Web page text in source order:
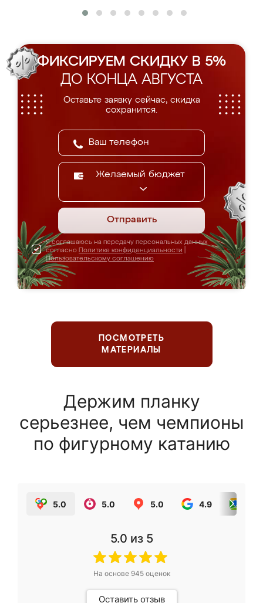
ФИКСИРУЕМ СКИДКУ В 5%
ДО КОНЦА АВГУСТА
Оставьте заявку сейчас, скидка
сохранится.
Желаемый бюджет
Отправить
Я соглашаюсь на передачу персональных данных
согласно Политике конфиденциальности
Пользовательскому соглашению
ПОСМОТРЕТЬ
МАТЕРИАЛЫ
Держим планку
серьезнее, чем чемпионы
по фигурному катанию
5.0 5.0 5.0 4.9
5.0 из 5
На основе 945оценок
Оставить отзыв